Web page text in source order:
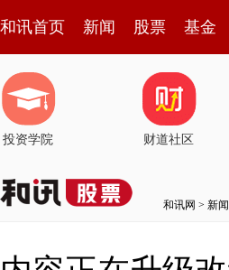
和讯首页 新闻 股票 基金
投资学院 财道社区
和讯网 > 新闻